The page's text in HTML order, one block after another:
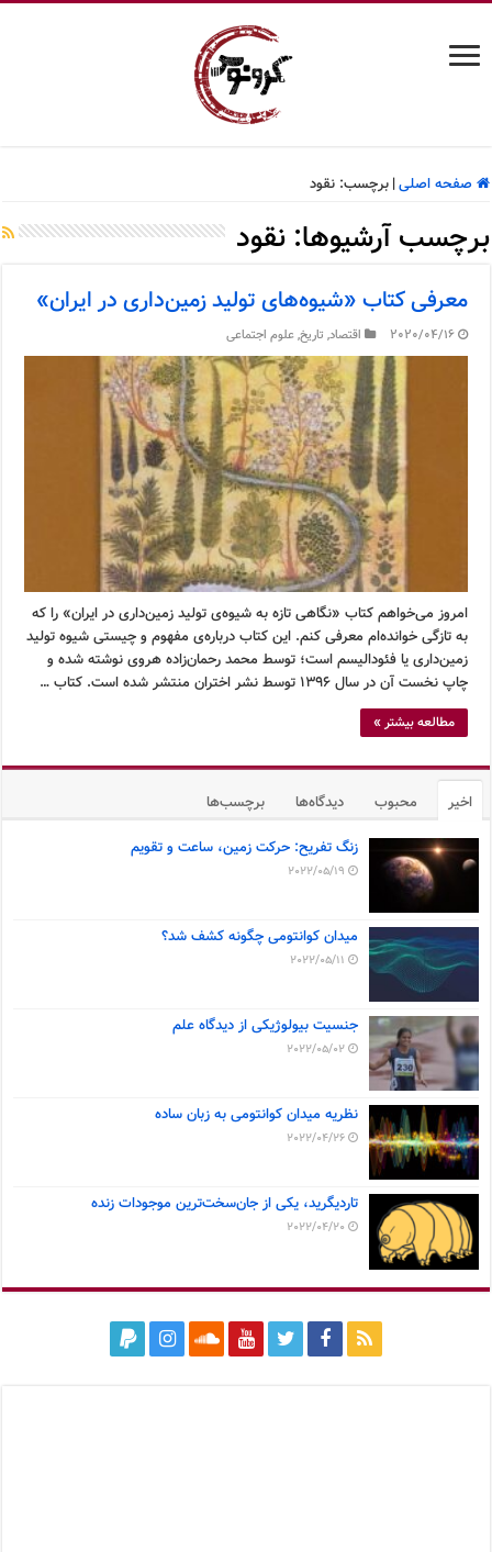
صفحه اصلی| برچسب:نقود
برچسب آرشیوها:نقود
معرفی کتاب «شیوه‌های تولید زمین‌داری در ایران»
2020/04/16 اقتصاد, تاریخ,علوم اجتماعی
امروز می‌خواهم کتاب «نگاهی تازه به شیوه‌ی تولید زمین‌داری در ایران» را که
به تازگی خوانده‌ام معرفی کنم. این کتاب درباره‌ی مفهوم و چیستی شیوه تولید
زمین‌داری یا فئودالیسم است؛ توسط محمد رحمان‌زاده هروی نوشته شده و
چاپ نخست آن در سال ۱۳۹۶ توسط نشر اختران منتشر شده است. کتاب …
مطالعه بیشتر »
اخیر محبوب دیدگاه‌ها برچسب‌ها
زنگ تفریح: حرکت زمین، ساعت و تقویم
2022/05/19
میدان کوانتومی چگونه کشف شد؟
2022/05/11
جنسیت بیولوژیکی از دیدگاه علم
2022/05/02
نظریه میدان کوانتومی به زبان ساده
2022/04/26
تاردیگرید، یکی از جان‌سخت‌ترین موجودات زنده
2022/04/20